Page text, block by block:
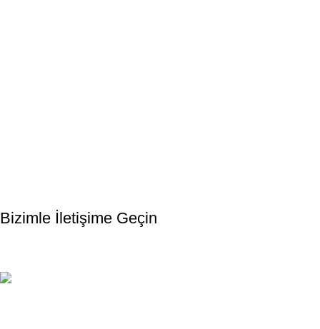
Bizimle İletişime Geçin